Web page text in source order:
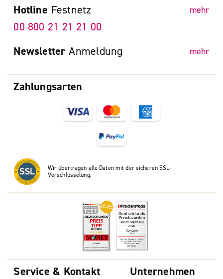
Zahlungsarten
Wir übertragen alle Daten mit der sicheren SSL-
Verschlüsselung.
Hotline Festnetz mehr
00 800 21 21 21 00
Newsletter Anmeldung mehr
Service & Kontakt Unternehmen